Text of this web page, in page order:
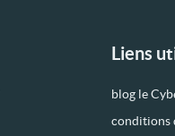
Liens
blog le
conditions